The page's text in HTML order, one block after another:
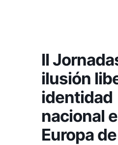
II
ilusión
identidad
nacional
Europa